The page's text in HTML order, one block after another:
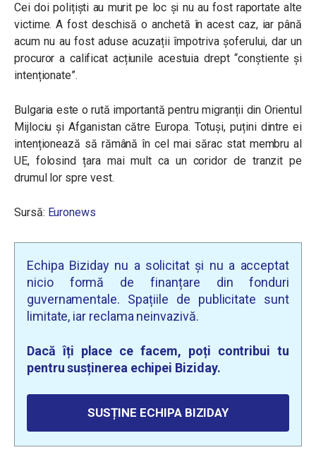
Cei doi polițiști au murit pe loc și nu au fost raportate alte
victime. A fost deschisă o anchetă în acest caz, iar până
acum nu au fost aduse acuzații împotriva șoferului, dar un
procuror a calificat acțiunile acestuia drept “conștiente și
intenționate”.
Bulgaria este o rută importantă pentru migranții din Orientul
Mijlociu și Afganistan către Europa. Totuși, puțini dintre ei
intenționează să rămână în cel mai sărac stat membru al
UE, folosind țara mai mult ca un coridor de tranzit pe
drumul lor spre vest.
Sursă: Euronews
Echipa Biziday nu a solicitat și nu a acceptat
nicio formă de finanțare din fonduri
guvernamentale. Spațiile de publicitate sunt
limitate, iar reclama neinvazivă.
Dacă îți place ce facem, poți contribui tu
pentru susținerea echipei Biziday.
SUSȚINE ECHIPA BIZIDAY